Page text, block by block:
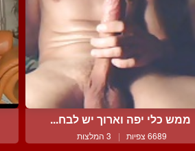
ממש כלי יפה וארוך יש לבח...
6689 צפיות | 3 המלצות